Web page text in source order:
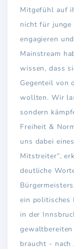
Mitgefühl auf
nicht für junge
engagieren
Mainstream
wissen, dass
Gegenteil von
wollten. Wir
sondern
Freiheit &
uns dabei
Mitstreiter“,
deutliche
ein politisches
in der
braucht - nach